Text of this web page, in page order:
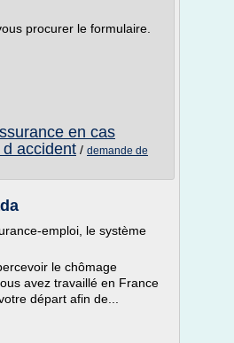
procurer le formulaire.
en cas
accident / demande de
emploi, le système
le chômage
avez travaillé en France
départ afin de...